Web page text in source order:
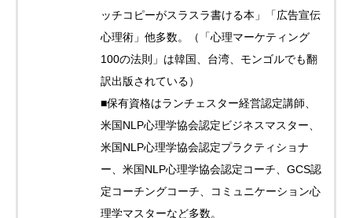
ッチコピーがスラスラ書ける本」「広告宣伝
心理術」他多数。（「心理マーケティング
100の法則」は韓国、台湾、モンゴルでも翻
訳出版されている）
■保有資格はランチェスター経営認定講師、
米国NLP心理学協会認定ビジネスマスター、
米国NLP心理学協会認定プラクティショナ
ー、米国NLP心理学協会認定コーチ、GCS認
定コーチングコーチ、コミュニケーション心
理学マスターなど多数。